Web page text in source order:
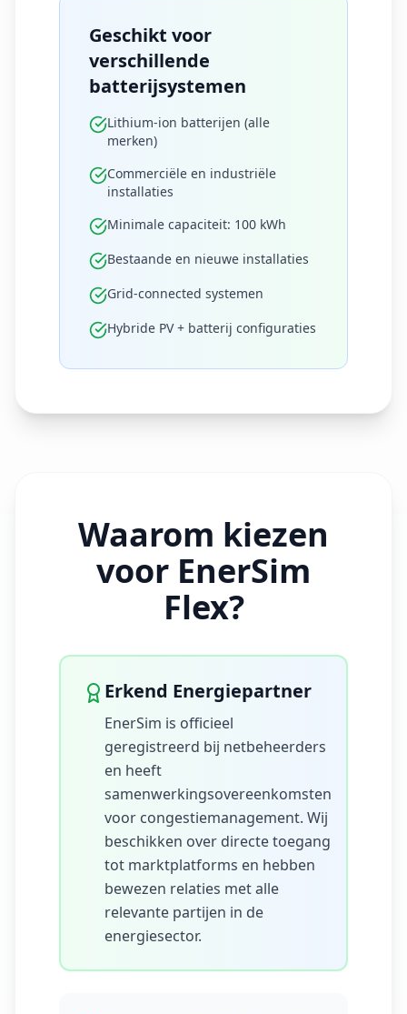
Geschikt voor
verschillende
batterijsystemen
Lithium-ion batterijen (alle
merken)
Commerciële en industriële
installaties
Minimale capaciteit: 100 kWh
Bestaande en nieuwe installaties
Grid-connected systemen
Hybride PV + batterij configuraties
Waarom kiezen
voor EnerSim
Flex?
Erkend Energiepartner
EnerSim is officieel
geregistreerd bij netbeheerders
en heeft
samenwerkingsovereenkomsten
voor congestiemanagement. Wij
beschikken over directe toegang
tot marktplatforms en hebben
bewezen relaties met alle
relevante partijen in de
energiesector.